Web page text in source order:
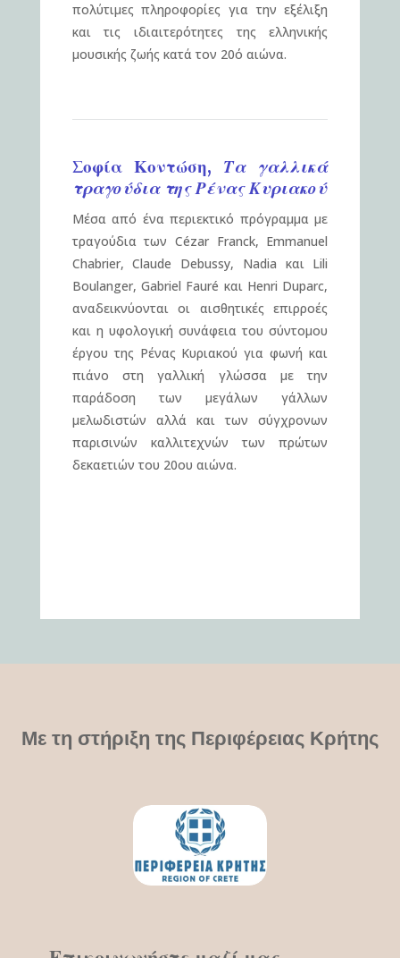
πολύτιμες πληροφορίες για την εξέλιξη
και τις ιδιαιτερότητες της ελληνικής
μουσικής ζωής κατά τον 20ό αιώνα.
Σοφία Κοντώση, Τα γαλλικά
τραγούδια της Ρένας Κυριακού
Mέσα από ένα περιεκτικό πρόγραμμα με
τραγούδια των Cézar Franck, Emmanuel
Chabrier, Claude Debussy, Nadia και Lili
Boulanger, Gabriel Fauré και Henri Duparc,
αναδεικνύονται οι αισθητικές επιρροές
και η υφολογική συνάφεια του σύντομου
έργου της Ρένας Κυριακού για φωνή και
πιάνο στη γαλλική γλώσσα με την
παράδοση των μεγάλων γάλλων
μελωδιστών αλλά και των σύγχρονων
παρισινών καλλιτεχνών των πρώτων
δεκαετιών του 20ου αιώνα.
Με τη στήριξη της Περιφέρειας Κρήτης